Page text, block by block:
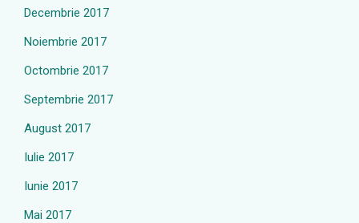
Decembrie 2017
Noiembrie 2017
Octombrie 2017
Septembrie 2017
August 2017
Iulie 2017
Iunie 2017
Mai 2017